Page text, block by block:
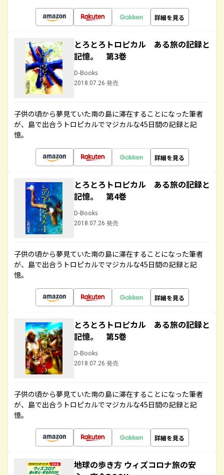
詳細を見る
とろとろトロピカル ある旅の記録と
記憶。 第3巻
D-Books
2018.07.26 発売
子供の頃から夢見ていた南の島に滞在することになった筆者
が、島で出合うトロピカルでマジカルな45日間の記録と記
憶。
詳細を見る
とろとろトロピカル ある旅の記録と
記憶。 第4巻
D-Books
2018.07.26 発売
子供の頃から夢見ていた南の島に滞在することになった筆者
が、島で出合うトロピカルでマジカルな45日間の記録と記
憶。
詳細を見る
とろとろトロピカル ある旅の記録と
記憶。 第5巻
D-Books
2018.07.26 発売
子供の頃から夢見ていた南の島に滞在することになった筆者
が、島で出合うトロピカルでマジカルな45日間の記録と記
憶。
詳細を見る
地球の歩き方 ウィズコロナ旅の安